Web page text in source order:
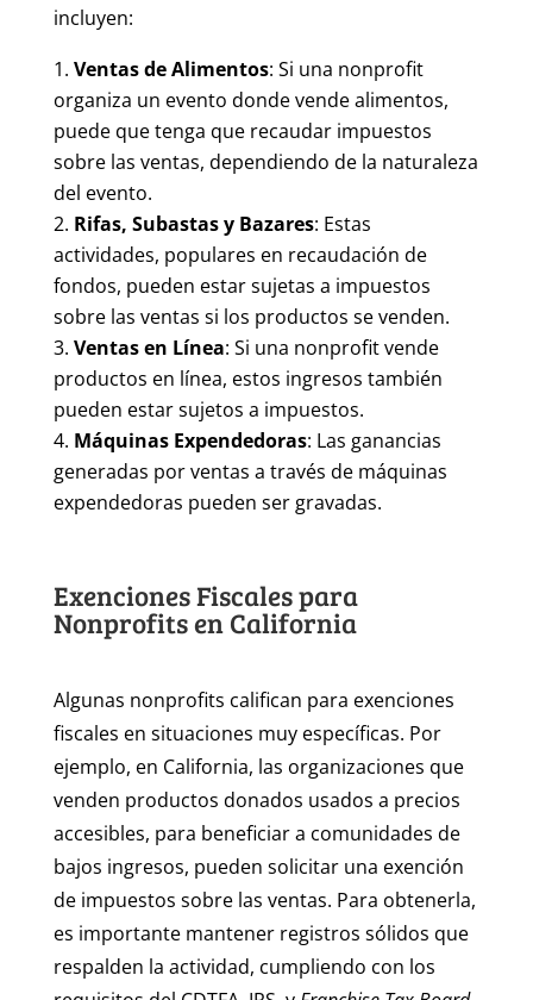
incluyen:
Ventas de Alimentos: Si una nonprofit
organiza un evento donde vende alimentos,
puede que tenga que recaudar impuestos
sobre las ventas, dependiendo de la naturaleza
del evento.
Rifas, Subastas y Bazares: Estas
actividades, populares en recaudación de
fondos, pueden estar sujetas a impuestos
sobre las ventas si los productos se venden.
Ventas en Línea: Si una nonprofit vende
productos en línea, estos ingresos también
pueden estar sujetos a impuestos.
Máquinas Expendedoras: Las ganancias
generadas por ventas a través de máquinas
expendedoras pueden ser gravadas.
Exenciones Fiscales para
Nonprofits en California
Algunas nonprofits califican para exenciones
fiscales en situaciones muy específicas. Por
ejemplo, en California, las organizaciones que
venden productos donados usados a precios
accesibles, para beneficiar a comunidades de
bajos ingresos, pueden solicitar una exención
de impuestos sobre las ventas. Para obtenerla,
es importante mantener registros sólidos que
respalden la actividad, cumpliendo con los